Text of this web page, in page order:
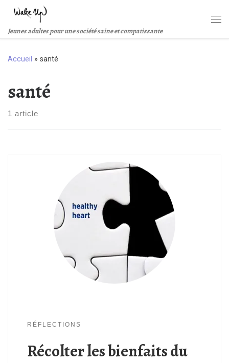
Passer au contenu
Jeunes adultes pour une société saine et compatissante
Accueil » santé
santé
1 article
RÉFLECTIONS
Récolter les bienfaits du